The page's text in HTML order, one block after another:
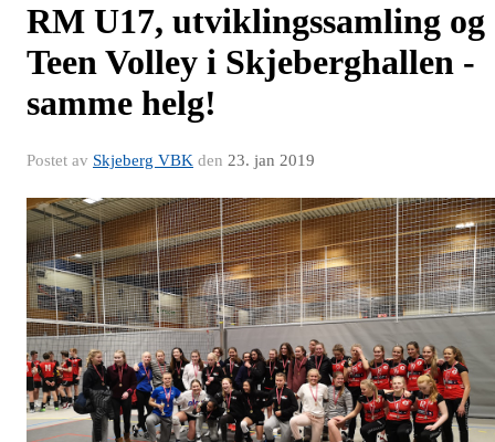
RM U17, utviklingssamling og
Teen Volley i Skjeberghallen -
samme helg!
Postet av Skjeberg VBK den 23. jan 2019